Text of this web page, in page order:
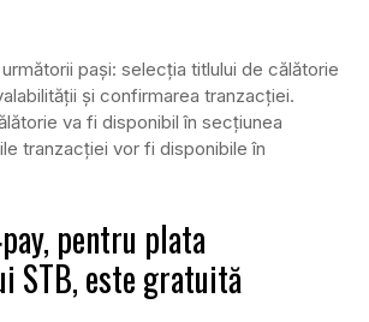
pași: selecția titlului de călătorie
și confirmarea tranzacției.
va fi disponibil în secțiunea
tranzacției vor fi disponibile în
pentru plata
STB, este gratuită